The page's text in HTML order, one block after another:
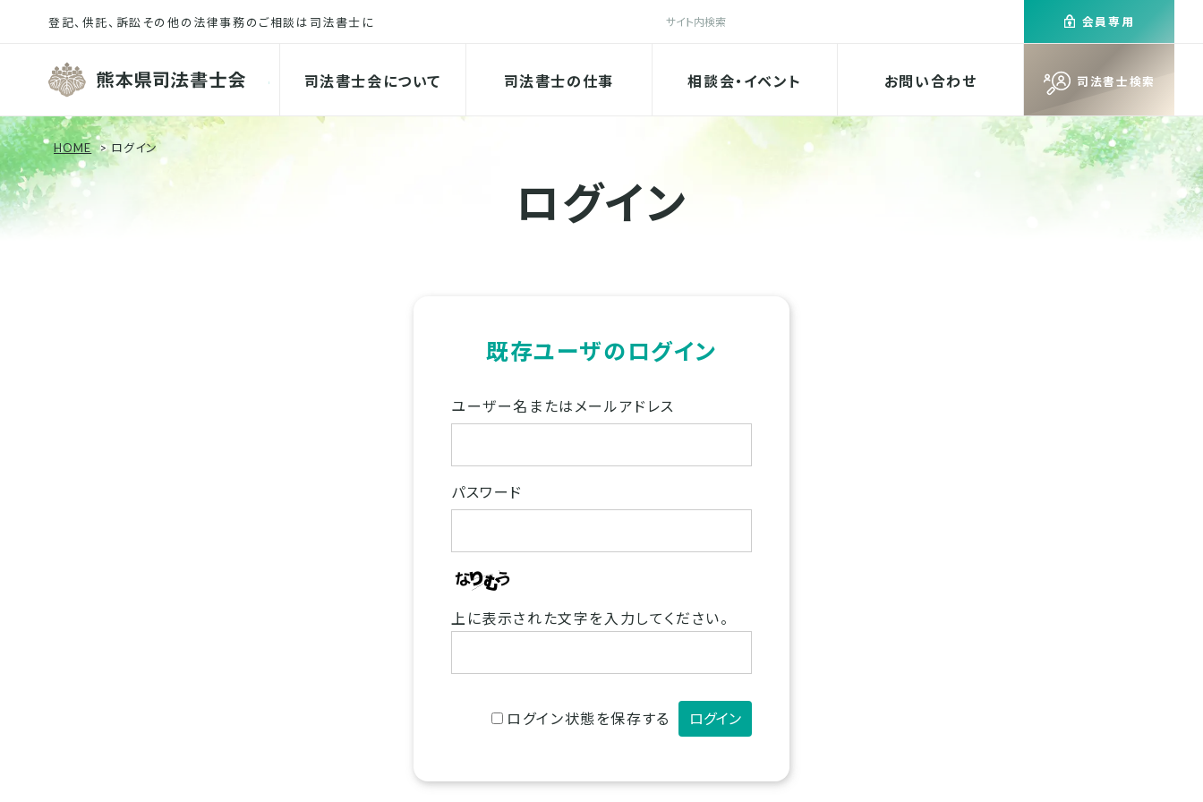
熊本県司法書士会 司法書士検索
司法書士会について 司法書士の仕事 相談会・イベント お問い合わせ
検索 会員専用
HOME ログイン
ログイン
既存ユーザのログイン
ユーザー名またはメールアドレス
パスワード
上に表示された文字を入力してください。
ログイン状態を保存する